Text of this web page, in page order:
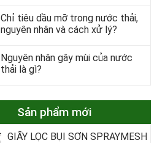
Chỉ tiêu dầu mỡ trong nước thải,
nguyên nhân và cách xử lý?
Nguyên nhân gây mùi của nước
thải là gì?
Sản phẩm mới
GIẤY LỌC BỤI SƠN SPRAYMESH